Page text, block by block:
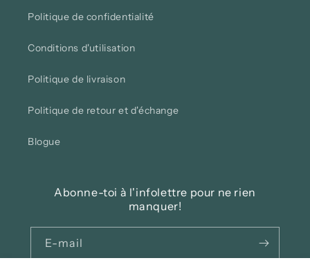
Politique de confidentialité
Conditions d'utilisation
Politique de livraison
Politique de retour et d'échange
Blogue
Abonne-toi à l'infolettre pour ne rien
manquer!
E-mail